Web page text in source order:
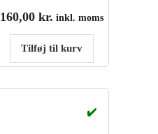
160,00 kr. inkl. moms
Tilføj til kurv
✔️